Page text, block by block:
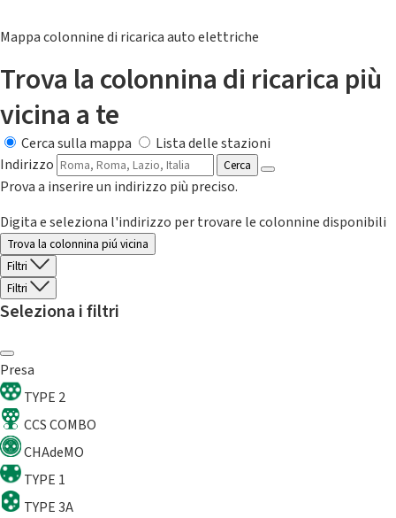
Mappa colonnine di ricarica auto elettriche
Trova la colonnina di ricarica più
vicina a te
Cerca sulla mappa
Lista delle stazioni
Indirizzo
Cerca
Prova a inserire un indirizzo più preciso.
Digita e seleziona l'indirizzo per trovare le colonnine disponibili
Trova la colonnina piú vicina
Filtri
Filtri
Seleziona i filtri
Presa
TYPE 2
CCS COMBO
CHAdeMO
TYPE 1
TYPE 3A